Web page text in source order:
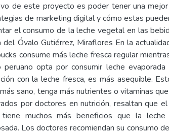
de este proyecto es poder tener una
de marketing digital y cómo estas
el consumo de la leche vegetal en las
del Óvalo Gutiérrez, Miraflores En la
consume más leche fresca regular
peruano opta por consumir leche
con la leche fresca, es más asequible.
sano, tenga más nutrientes o vitaminas
por doctores en nutrición, resaltan que
muchos más beneficios que la leche
Los doctores recomiendan su consumo